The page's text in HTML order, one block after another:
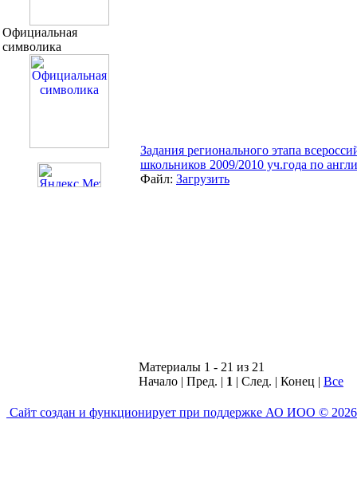
Официальная
символика
Задания регионального этапа
школьников 2009/2010 уч.года по
Файл: Загрузить
Материалы 1 - 21 из 21
Начало | Пред. | 1 | След. | Конец | Все
Сайт создан и функционирует при поддержке АО ИОО © 2026